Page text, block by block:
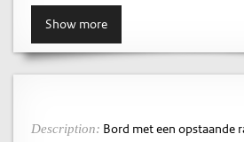
Show more
Description: Bord met een opstaande